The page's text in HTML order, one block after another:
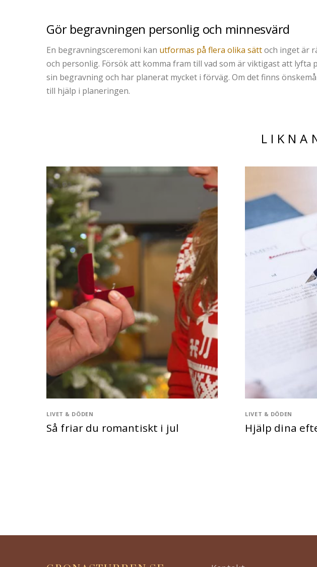
Gör begravningen personlig och minnesvärd
En begravningsceremoni kan utformas på flera olika sättoch inget är
och personlig. Försök att komma fram till vad som är viktigast att
sin begravning och har planerat mycket i förväg. Om det finns
till hjälp i planeringen.
LIVET & DÖDEN
Så friar du romantiskt i jul
LIVET & DÖDEN
Hjälp dina